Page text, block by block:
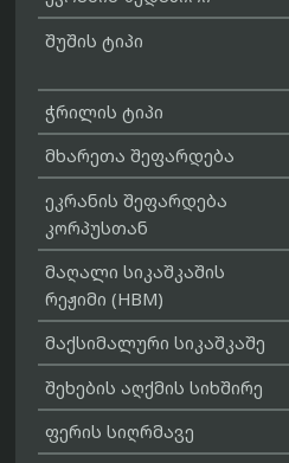
შუშის ტიპი
ჭრილის ტიპი
მხარეთა შეფარდება
ეკრანის შეფარდება
კორპუსთან
მაღალი სიკაშკაშის
რეჟიმი (HBM)
მაქსიმალური სიკაშკაშე
შეხების აღქმის სიხშირე
ფერის სიღრმავე